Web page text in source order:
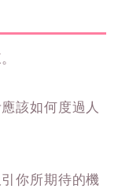
該如何度過人
你所期待的機